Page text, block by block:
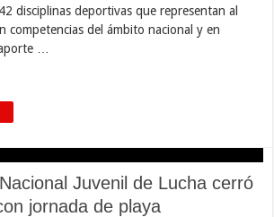
disciplinas deportivas que representan al
competencias del ámbito nacional y en
…
Juvenil de Lucha cerró
jornada de playa